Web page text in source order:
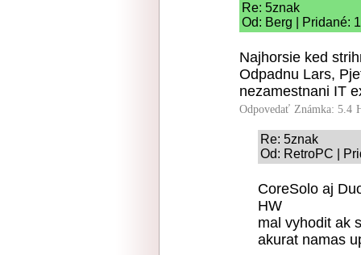
Re: 5znak
Od: Berg | Pridané:
Najhorsie ked
Odpadnu Lars,
nezamestnani IT
Odpovedať Známka: 5.4
Re: 5znak
Od: RetroPC |
CoreSolo aj
HW
mal vyhodit ak
akurat namas